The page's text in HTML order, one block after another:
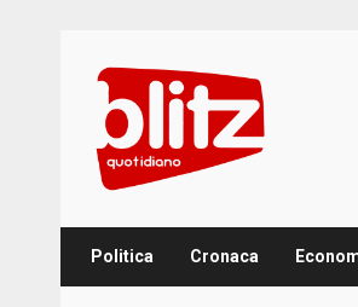
content
Politica Cronaca